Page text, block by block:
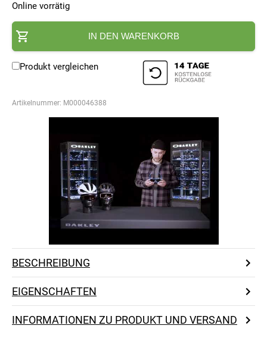
Online vorrätig
IN DEN WARENKORB
Produkt vergleichen
Artikelnummer: M000046388
BESCHREIBUNG
EIGENSCHAFTEN
INFORMATIONEN ZU PRODUKT UND VERSAND